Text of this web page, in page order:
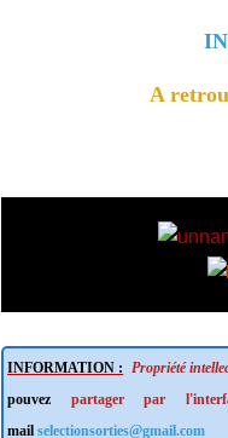
A
INFORMATION : Propriété
pouvez partager par
mail selectionsorties@gmail.com